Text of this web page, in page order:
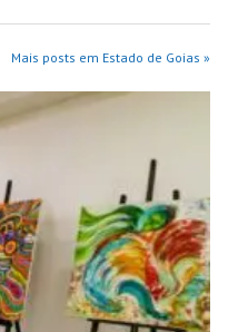
Mais posts em Estado de Goias »